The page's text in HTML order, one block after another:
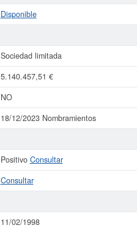
Disponible
Sociedad limitada
5.140.457,51 €
NO
18/12/2023 Nombramientos
Positivo Consultar
Consultar
11/02/1998